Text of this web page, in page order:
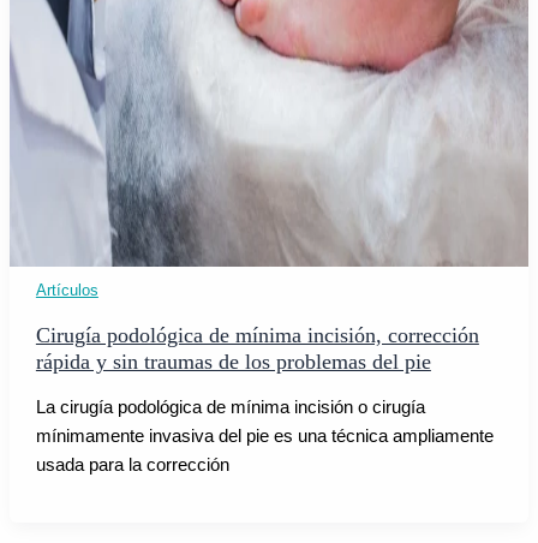
Artículos
Cirugía podológica de mínima incisión, corrección
rápida y sin traumas de los problemas del pie
La cirugía podológica de mínima incisión o cirugía
mínimamente invasiva del pie es una técnica ampliamente
usada para la corrección